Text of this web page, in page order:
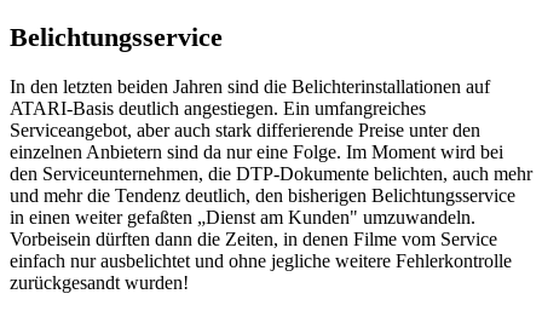
Belichtungsservice
In den letzten beiden Jahren sind die Belichterinstallationen auf
ATARI-Basis deutlich angestiegen. Ein umfangreiches
Serviceangebot, aber auch stark differierende Preise unter den
einzelnen Anbietern sind da nur eine Folge. Im Moment wird bei
den Serviceunternehmen, die DTP-Dokumente belichten, auch mehr
und mehr die Tendenz deutlich, den bisherigen Belichtungsservice
in einen weiter gefaßten „Dienst am Kunden" umzuwandeln.
Vorbeisein dürften dann die Zeiten, in denen Filme vom Service
einfach nur ausbelichtet und ohne jegliche weitere Fehlerkontrolle
zurückgesandt wurden!